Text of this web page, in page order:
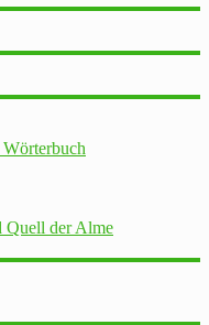
Quell der Alme